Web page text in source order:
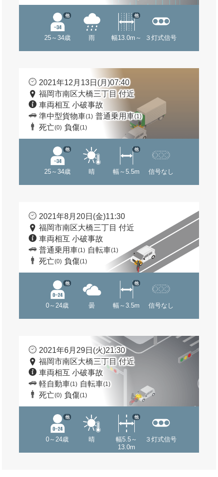
25～34歳
他
雨 幅13.0m～
他
３灯式信号
2021年12月13日(月)07:40
福岡市南区大橋三丁目 付近
車両相互 小破事故
準中型貨物車(1) 普通乗用車(1)
死亡(0) 負傷(1)
25～34歳
他
晴 幅～5.5m
他
信号なし
2021年8月20日(金)11:30
福岡市南区大橋三丁目 付近
車両相互 小破事故
普通乗用車(1) 自転車(1)
死亡(0) 負傷(1)
0～24歳
他
曇 幅～3.5m
他
信号なし
2021年6月29日(火)21:30
福岡市南区大橋三丁目 付近
車両相互 小破事故
軽自動車(1) 自転車(1)
死亡(0) 負傷(1)
0～24歳
他
晴
幅5.5～
13.0m
他
３灯式信号